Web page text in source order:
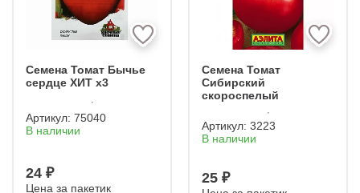
Семена Томат Бычье
сердце ХИТ х3
Артикул: 75040
В наличии
24 ₽
Цена за пакетик
Семена Томат
Сибирский
скороспелый
Артикул: 3223
В наличии
25 ₽